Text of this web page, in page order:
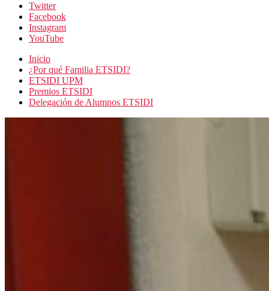
Twitter
Facebook
Instagram
YouTube
Inicio
¿Por qué Familia ETSIDI?
ETSIDI UPM
Premios ETSIDI
Delegación de Alumnos ETSIDI